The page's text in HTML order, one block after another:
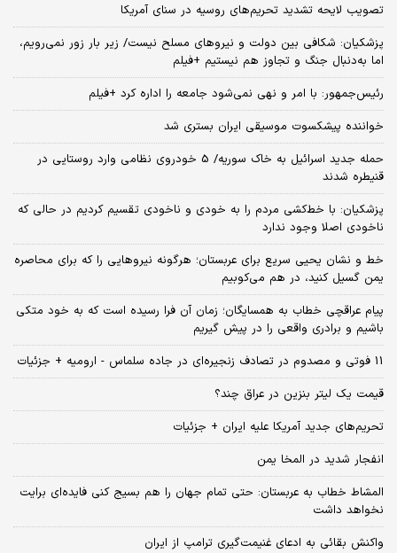
تصویب لایحه تشدید تحریم‌های روسیه در سنای آمریکا
پزشکیان: شکافی بین دولت و نیروهای مسلح نیست/ زیر بار زور نمی‌رویم،
اما به‌دنبال جنگ و تجاوز هم نیستیم +فیلم
رئیس‌جمهور: با امر و نهی نمی‌شود جامعه را اداره کرد +فیلم
خواننده پیشکسوت موسیقی ایران بستری شد
حمله جدید اسرائیل به خاک سوریه/ 5 خودروی نظامی وارد روستایی در
قنیطره شدند
پزشکیان: با خط‌کشی مردم را به خودی و ناخودی تقسیم کردیم در حالی که
ناخودی اصلا وجود ندارد
خط و نشان یحیی سریع برای عربستان؛ هرگونه نیروهایی را که برای محاصره
یمن گسیل کنید، در هم می‌کوبیم
پیام عراقچی خطاب به همسایگان؛ زمان آن فرا رسیده است که به خود متکی
باشیم و برادری واقعی را در پیش گیریم
11 فوتی و مصدوم در تصادف زنجیره‌ای در جاده سلماس - ارومیه + جزئیات
قیمت یک لیتر بنزین در عراق چند؟
تحریم‌های جدید آمریکا علیه ایران + جزئیات
انفجار شدید در المخا یمن
المشاط خطاب به عربستان: حتی تمام جهان را هم بسیج کنی فایده‌ای برایت
نخواهد داشت
واکنش بقائی به ادعای غنیمت‌گیری ترامپ از ایران